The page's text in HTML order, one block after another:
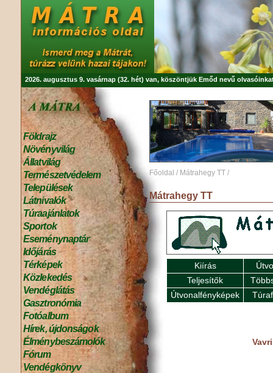
2026. augusztus 9. vasárnap (32. hét) van, köszöntjük Emőd nevű
Földrajz
Növényvilág
Állatvilág
Természetvédelem
Települések
Látnivalók
Túraajánlatok
Sportok
Eseménynaptár
Időjárás
Térképek
Közlekedés
Vendéglátás
Gasztronómia
Fotóalbum
Hírek, újdonságok
Élménybeszámolók
Fórum
Vendégkönyv
Főoldal / Mátrahegy TT /
Mátrahegy TT
Kiírás
Teljesítők
Útvonalfényképek